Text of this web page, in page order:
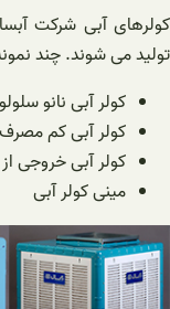
کولرهای آبی شرکت
تولید می شوند. چند
کولر آبی نانو
کولر آبی کم
کولر آبی خروجی از
مینی کولر آبی